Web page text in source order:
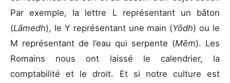
Par exemple, la lettre L représentant un bâton
(Lāmedh), le Y représentant une main (Yōdh) ou le
M représentant de l’eau qui serpente (Mēm). Les
Romains nous ont laissé le calendrier, la
comptabilité et le droit. Et si notre culture est